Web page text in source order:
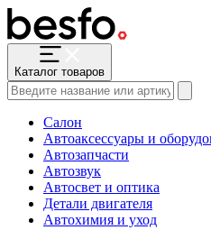
Каталог товаров
Салон
Автоаксессуары и
Автозапчасти
Автозвук
Автосвет и оптика
Детали двигателя
Автохимия и уход